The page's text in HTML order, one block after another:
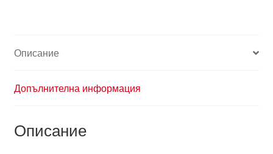
Описание
Допълнителна информация
Описание